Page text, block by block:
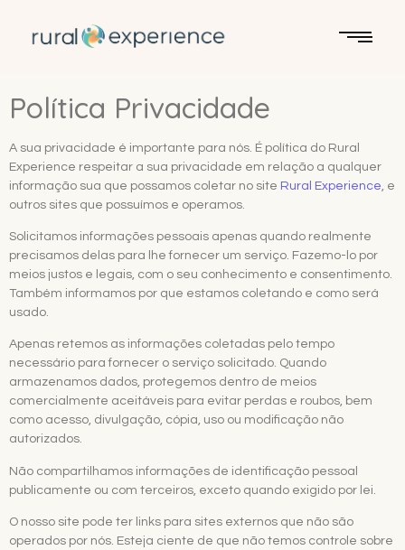
Política Privacidade
A sua privacidade é importante para nós. É política do Rural
Experience respeitar a sua privacidade em relação a qualquer
informação sua que possamos coletar no site Rural Experience , e
outros sites que possuímos e operamos.
Solicitamos informações pessoais apenas quando realmente
precisamos delas para lhe fornecer um serviço. Fazemo-lo por
meios justos e legais, com o seu conhecimento e consentimento.
Também informamos por que estamos coletando e como será
usado.
Apenas retemos as informações coletadas pelo tempo
necessário para fornecer o serviço solicitado. Quando
armazenamos dados, protegemos dentro de meios
comercialmente aceitáveis ​​para evitar perdas e roubos, bem
como acesso, divulgação, cópia, uso ou modificação não
autorizados.
Não compartilhamos informações de identificação pessoal
publicamente ou com terceiros, exceto quando exigido por lei.
O nosso site pode ter links para sites externos que não são
operados por nós. Esteja ciente de que não temos controle sobre